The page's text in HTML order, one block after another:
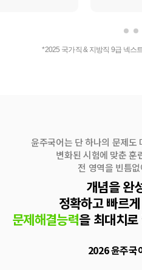
*2025 국가직 & 지방직 9급 넥스
윤주국어는 단 하나의 문제도
변화된 시험에 맞춘 훈
전 영역을 빈틈
개념을 완
정확하고 빠르
문제해결능력을 최대치
2026 윤주국